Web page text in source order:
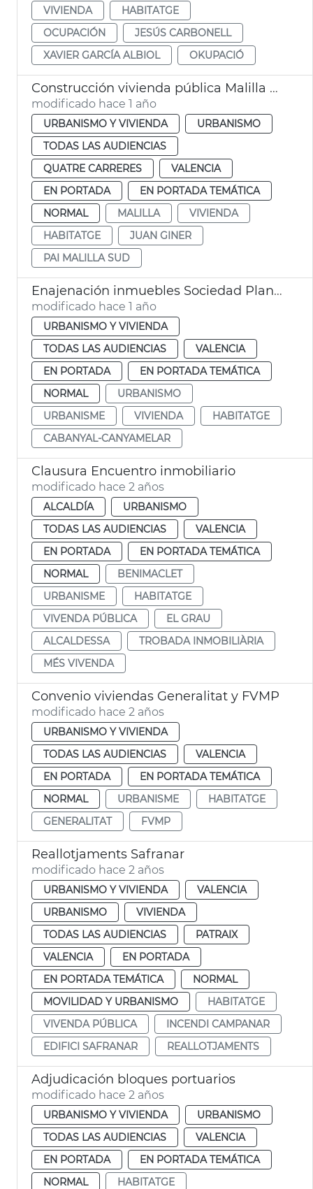
VIVIENDA
HABITATGE
OCUPACIÓN
JESÚS CARBONELL
XAVIER GARCÍA ALBIOL
OKUPACIÓ
Construcción vivienda pública Malilla Sud
modificado hace 1 año
URBANISMO Y VIVIENDA
URBANISMO
TODAS LAS AUDIENCIAS
QUATRE CARRERES
VALENCIA
EN PORTADA
EN PORTADA TEMÁTICA
NORMAL
MALILLA
VIVIENDA
HABITATGE
JUAN GINER
PAI MALILLA SUD
Enajenación inmuebles Sociedad Plan Cabanyal Canyamelar
modificado hace 1 año
URBANISMO Y VIVIENDA
TODAS LAS AUDIENCIAS
VALENCIA
EN PORTADA
EN PORTADA TEMÁTICA
NORMAL
URBANISMO
URBANISME
VIVIENDA
HABITATGE
CABANYAL-CANYAMELAR
Clausura Encuentro inmobiliario
modificado hace 2 años
ALCALDÍA
URBANISMO
TODAS LAS AUDIENCIAS
VALENCIA
EN PORTADA
EN PORTADA TEMÁTICA
NORMAL
BENIMACLET
URBANISME
HABITATGE
VIVENDA PÚBLICA
EL GRAU
ALCALDESSA
TROBADA INMOBILIÀRIA
MÉS VIVENDA
Convenio viviendas Generalitat y FVMP
modificado hace 2 años
URBANISMO Y VIVIENDA
TODAS LAS AUDIENCIAS
VALENCIA
EN PORTADA
EN PORTADA TEMÁTICA
NORMAL
URBANISME
HABITATGE
GENERALITAT
FVMP
Reallotjaments Safranar
modificado hace 2 años
URBANISMO Y VIVIENDA
VALENCIA
URBANISMO
VIVIENDA
TODAS LAS AUDIENCIAS
PATRAIX
VALENCIA
EN PORTADA
EN PORTADA TEMÁTICA
NORMAL
MOVILIDAD Y URBANISMO
HABITATGE
VIVENDA PÚBLICA
INCENDI CAMPANAR
EDIFICI SAFRANAR
REALLOTJAMENTS
Adjudicación bloques portuarios
modificado hace 2 años
URBANISMO Y VIVIENDA
URBANISMO
TODAS LAS AUDIENCIAS
VALENCIA
EN PORTADA
EN PORTADA TEMÁTICA
NORMAL
HABITATGE